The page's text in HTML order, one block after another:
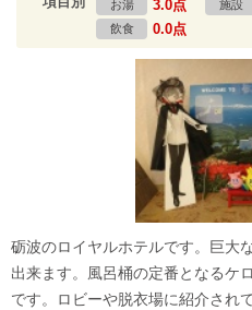
お湯 3.0点 施設
飲食 0.0点
砺波のロイヤルホテルです。巨大
出来ます。風呂桶の定番となるケ
です。ロビーや脱衣場に紹介され